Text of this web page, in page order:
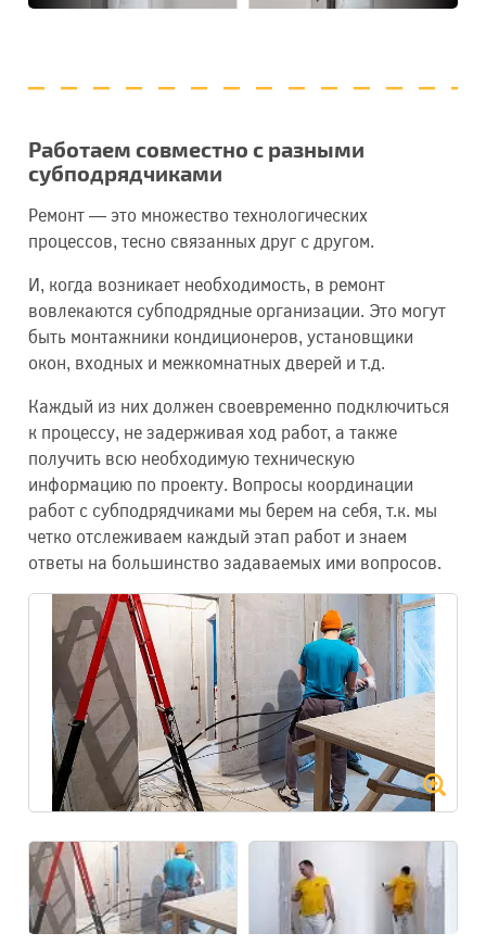
Работаем совместно с разными
субподрядчиками
Ремонт — это множество технологических
процессов, тесно связанных друг с другом.
И, когда возникает необходимость, в ремонт
вовлекаются субподрядные организации. Это могут
быть монтажники кондиционеров, установщики
окон, входных и межкомнатных дверей и т.д.
Каждый из них должен своевременно подключиться
к процессу, не задерживая ход работ, а также
получить всю необходимую техническую
информацию по проекту. Вопросы координации
работ с субподрядчиками мы берем на себя, т.к. мы
четко отслеживаем каждый этап работ и знаем
ответы на большинство задаваемых ими вопросов.